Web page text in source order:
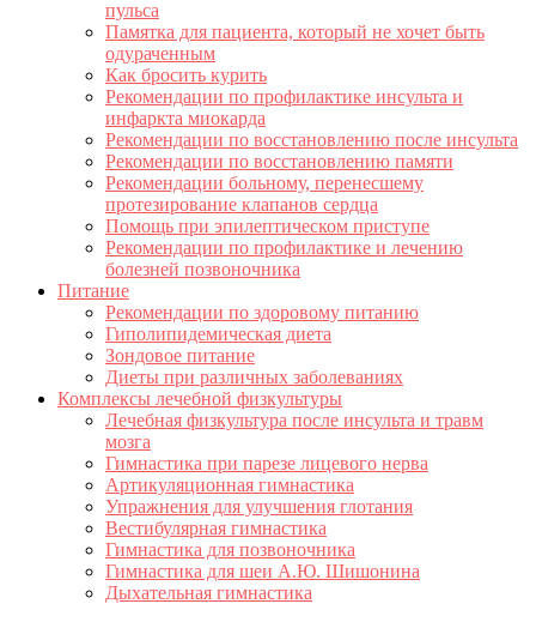
пульса
Памятка для пациента, который не хочет быть
одураченным
Как бросить курить
Рекомендации по профилактике инсульта и
инфаркта миокарда
Рекомендации по восстановлению после инсульта
Рекомендации по восстановлению памяти
Рекомендации больному, перенесшему
протезирование клапанов сердца
Помощь при эпилептическом приступе
Рекомендации по профилактике и лечению
болезней позвоночника
Питание
Рекомендации по здоровому питанию
Гиполипидемическая диета
Зондовое питание
Диеты при различных заболеваниях
Комплексы лечебной физкультуры
Лечебная физкультура после инсульта и травм
мозга
Гимнастика при парезе лицевого нерва
Артикуляционная гимнастика
Упражнения для улучшения глотания
Вестибулярная гимнастика
Гимнастика для позвоночника
Гимнастика для шеи А.Ю. Шишонина
Дыхательная гимнастика